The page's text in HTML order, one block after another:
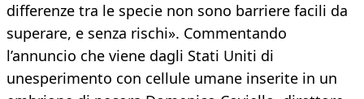
differenze tra le specie non sono barriere facili da
superare, e senza rischi». Commentando
l’annuncio che viene dagli Stati Uniti di
unesperimento con cellule umane inserite in un